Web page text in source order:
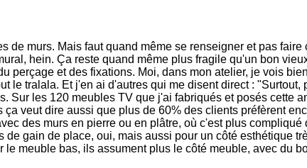
murs. Mais faut quand même se renseigner et pas
hein. Ça reste quand même plus fragile qu'un bon
perçage et des fixations. Moi, dans mon atelier, je vois
le tralala. Et j'en ai d'autres qui me disent direct :
Sur les 120 meubles TV que j'ai fabriqués et posés cette
veut dire aussi que plus de 60% des clients préfèrent
des murs en pierre ou en plâtre, où c'est plus
gain de place, oui, mais aussi pour un côté esthétique
meuble bas, ils assument plus le côté meuble, avec du